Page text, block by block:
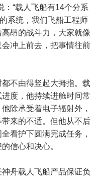
：“载人飞船有14个分系
系统，我们飞船工程师
昂的战斗力，大家就像
冲上前去，把事情往前
不由得竖起大拇指。载
度，他持续进舱时间常
除承受着电子辐射外，
来的不适。但他从不后
看护下圆满完成任务，
信心和决心。
舟载人飞船产品保证负